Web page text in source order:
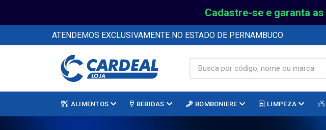
Cadastre-se e garanta
ATENDEMOS EXCLUSIVAMENTE NO ESTADO DE PERNAMBUCO
ALIMENTOS BEBIDAS BOMBONIERE LIMPEZA